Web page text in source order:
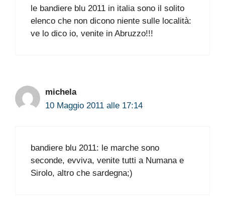
le bandiere blu 2011 in italia sono il solito
elenco che non dicono niente sulle località:
ve lo dico io, venite in Abruzzo!!!
michela
10 Maggio 2011 alle 17:14
bandiere blu 2011: le marche sono
seconde, evviva, venite tutti a Numana e
Sirolo, altro che sardegna;)